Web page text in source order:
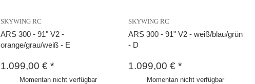
SKYWING RC
ARS 300 - 91" V2 -
orange/grau/weiß - E
1.099,00 €*
Momentan nicht verfügbar
SKYWING RC
ARS 300 - 91" V2 - weiß/blau/grün
- D
1.099,00 € *
Momentan nicht verfügbar